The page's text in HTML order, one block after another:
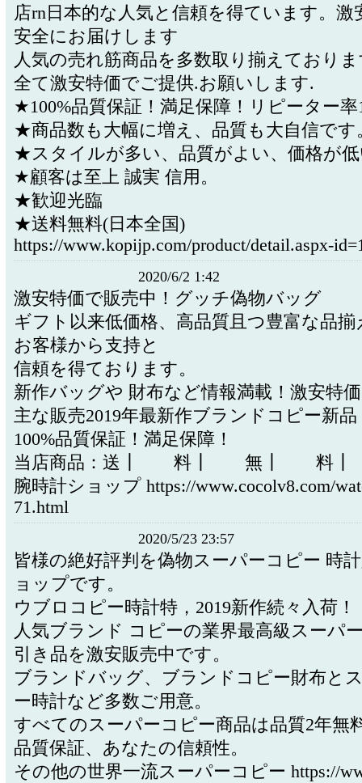
店rn日本的な人気と信頼を得ています。激
安全にお届けします
人気の売れ筋商品を多数取り揃えており
全て激安特価でご提供.お願いします.
★100%品質保証！満足保障！リピーター率
★商品数も大幅に増え、品質も大自信です
★スタイルが多い、品質がよい、価格が
★顧客は至上 誠実 信用。
★歓迎光臨
★送料無料(日本全国)
https://www.kopijp.com/product/detail.aspx-
2020/6/2 1:42
激安特価で販売中！グッチ偽物バッグ
ギフト以来低価格、高品質且つ豊富な品
お客様から支持と
信頼を得ております。
新作バッグや 財布など情報満載！激安特
主な販売2019年最新作ブランドコピー新品
100%品質保証！満足保障！
当店商品：送┃ 料┃ 無┃ 料┃
腕時計ショップ https://www.cocolv8.com/
71.html
2020/5/23 23:57
皆様の絶好評判を偽物スーパーコピー 時
ョップです。
ウブロコピー時計特，2019新作続々入荷！
人気ブランド コピーの業界最高級スーパ
引き品を激安販売中です。
ブランドバッグ、ブランドコピー財布と
ー時計など多数ご用意。
すべてのスーパーコピー商品は品質2年無
品質保証、あなたの信頼性。
その他の世界一流スーパーコピー https://